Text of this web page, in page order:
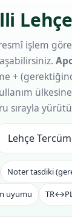
işlem
+
sırayla
Lehçe
Noter tasdiki
uyumu